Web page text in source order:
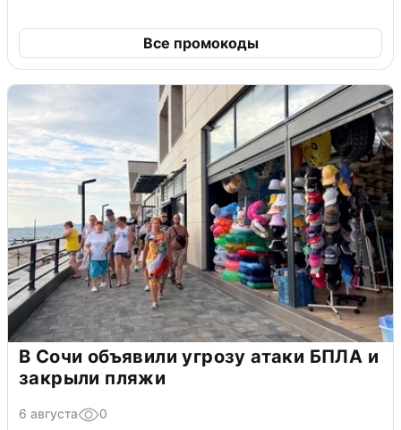
Все промокоды
В Сочи объявили угрозу атаки БПЛА и
закрыли пляжи
6 августа 0